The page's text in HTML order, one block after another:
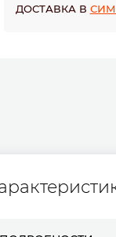
ДОСТАВКА В